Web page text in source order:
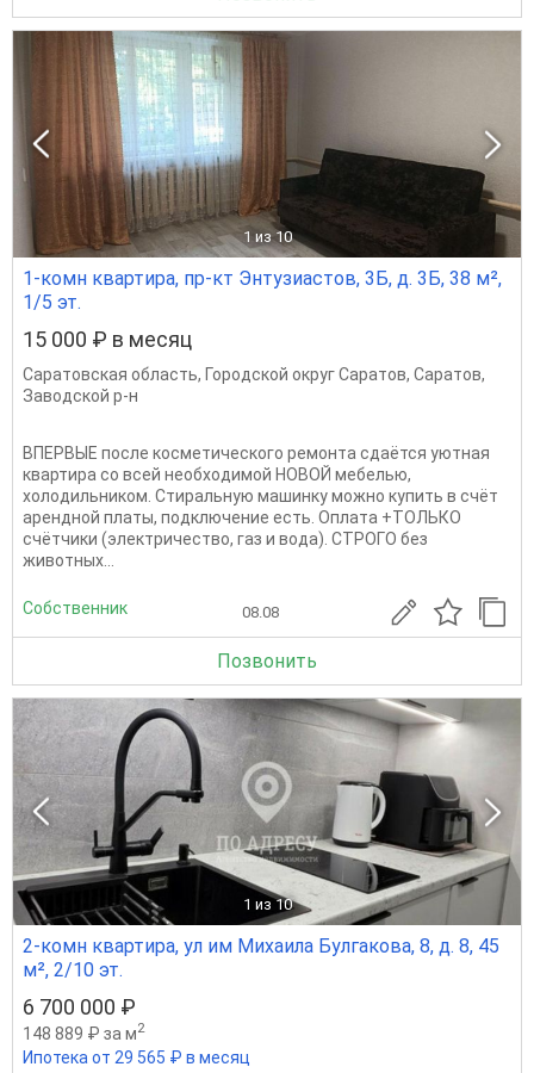
1 из 10
1-комн квартира, пр-кт Энтузиастов, 3Б, д. 3Б, 38 м²,
1/5 эт.
15 000 ₽ в месяц
Саратовская область, Городской округ Саратов, Саратов,
Заводской р-н
ВПЕРВЫЕ после косметического ремонта сдаётся уютная
квартира со всей необходимой НОВОЙ мебелью,
холодильником. Стиральную машинку можно купить в счёт
арендной платы, подключение есть. Оплата +ТОЛЬКО
счётчики (электричество, газ и вода). СТРОГО без
животных...
Собственник 08.08
Позвонить
1 из 10
2-комн квартира, ул им Михаила Булгакова, 8, д. 8, 45
м², 2/10 эт.
6 700 000 ₽
148 889 ₽ за м2
Ипотека от 29 565 ₽ в месяц